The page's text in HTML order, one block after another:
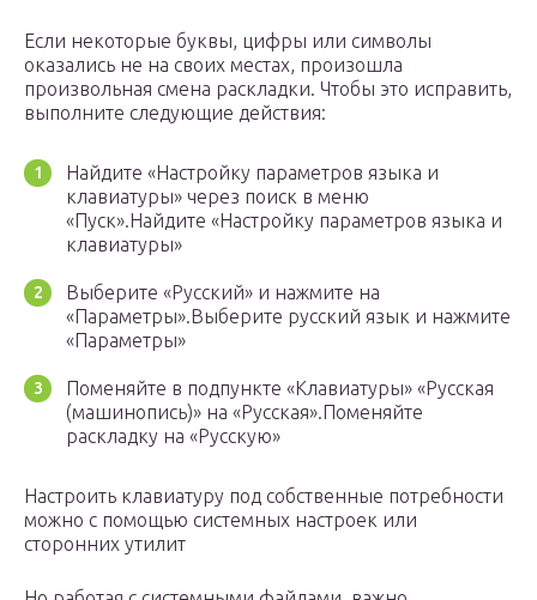
Если некоторые буквы, цифры или символы
оказались не на своих местах, произошла
произвольная смена раскладки. Чтобы это исправить,
выполните следующие действия:
Найдите «Настройку параметров языка и
клавиатуры» через поиск в меню
«Пуск».Найдите «Настройку параметров языка и
клавиатуры»
Выберите «Русский» и нажмите на
«Параметры».Выберите русский язык и нажмите
«Параметры»
Поменяйте в подпункте «Клавиатуры» «Русская
(машинопись)» на «Русская».Поменяйте
раскладку на «Русскую»
Настроить клавиатуру под собственные потребности
можно с помощью системных настроек или
сторонних утилит